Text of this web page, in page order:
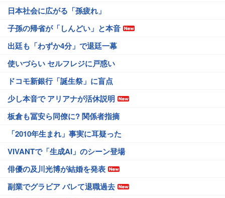
日本社会に広がる「孫疲れ」
子孫の帰省が「しんどい」と本音
出廷も「わずか4分」で退廷一幕
使いづらい セルフレジに戸惑い
ドコモ新銀行「誕生祭」に盲点
少し本音で アリアナが活休説明
板倉も冨安ら同僚に? 関係者指摘
「2010年生まれ」事実に耳疑った
VIVANTで「生成AI」のシーン登場
俳優の及川光博が結婚を発表
副業でグラビア バレて退職過去